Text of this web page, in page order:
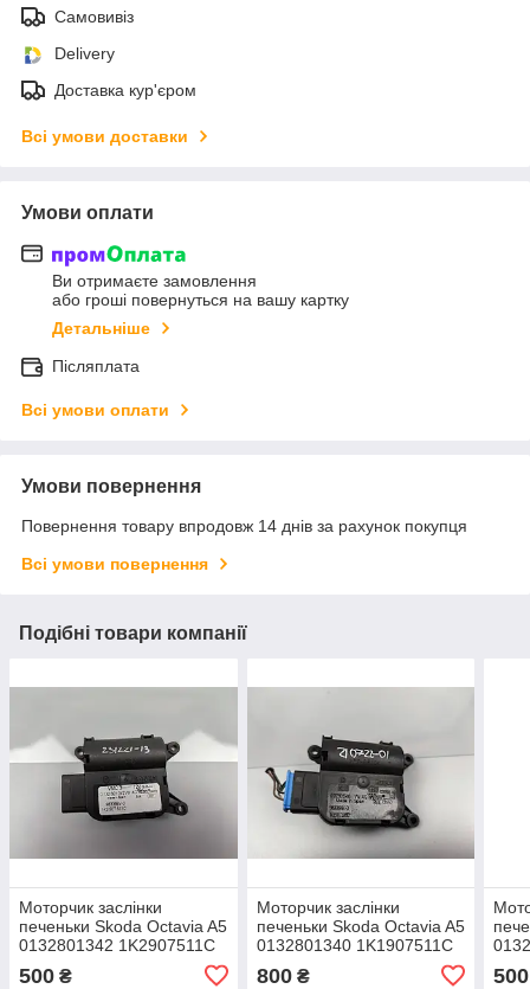
Самовивіз
Delivery
Доставка кур'єром
Всі умови доставки
Умови оплати
Ви отримаєте замовлення
або гроші повернуться на вашу картку
Детальніше
Післяплата
Всі умови оплати
Умови повернення
Повернення товару впродовж 14 днів за рахунок покупця
Всі умови повернення
Подібні товари компанії
Моторчик заслінки
печеньки Skoda Octavia A5
0132801342 1K2907511С
500 ₴
Моторчик заслінки
печеньки Skoda Octavia A5
0132801340 1K1907511C
800₴ 500